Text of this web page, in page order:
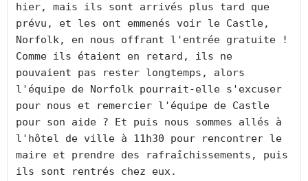
hier, mais ils sont arrivés plus tard que
prévu, et les ont emmenés voir le Castle,
Norfolk, en nous offrant l'entrée gratuite !
Comme ils étaient en retard, ils ne
pouvaient pas rester longtemps, alors
l'équipe de Norfolk pourrait-elle s'excuser
pour nous et remercier l'équipe de Castle
pour son aide ? Et puis nous sommes allés à
l'hôtel de ville à 11h30 pour rencontrer le
maire et prendre des rafraîchissements, puis
ils sont rentrés chez eux.